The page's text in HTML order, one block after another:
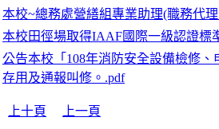
本校~總務處營繕組專業助理(職務代
本校田徑場取得IAAF國際一級認證標
公告本校「108年消防安全設備檢修
存用及通報叫修。.pdf
上十頁 上一頁